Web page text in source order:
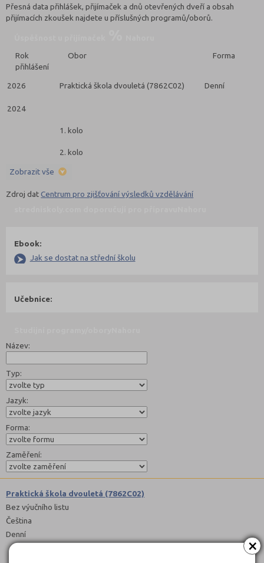
×
Přesná data přihlášek, přijímaček a dnů otevřených dveří a obsah
přijímacích zkoušek najdete u příslušných programů/oborů.
Rok
přihlášení
Obor Forma
2026 Praktická škola dvouletá (7862C02) Denní
2024
1. kolo
2. kolo
Zobrazit vše
Zdroj datCentrum pro zjišťování výsledků vzdělávání
Ebook:
Jak se dostat na střední školu
Učebnice:
Název:
Typ:
Jazyk:
Forma:
Zaměření:
Praktická škola dvouletá (7862C02)
Bez výučního listu
Čeština
Denní